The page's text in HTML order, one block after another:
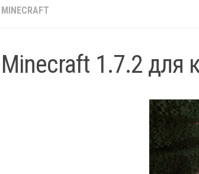
MINECRAFT
Minecraft 1.7.2 для